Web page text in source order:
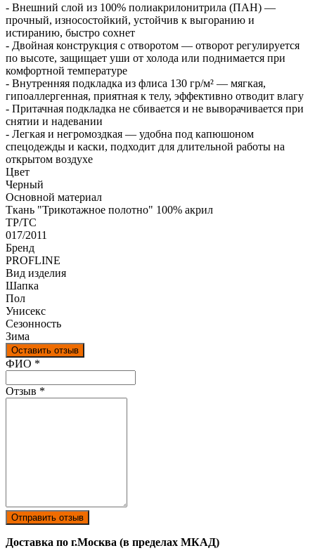
- Внешний слой из 100% полиакрилонитрила (ПАН) —
прочный, износостойкий, устойчив к выгоранию и
истиранию, быстро сохнет
- Двойная конструкция с отворотом — отворот регулируется
по высоте, защищает уши от холода или поднимается при
комфортной температуре
- Внутренняя подкладка из флиса 130 гр/м² — мягкая,
гипоаллергенная, приятная к телу, эффективно отводит влагу
- Притачная подкладка не сбивается и не выворачивается при
снятии и надевании
- Легкая и негромоздкая — удобна под капюшоном
спецодежды и каски, подходит для длительной работы на
открытом воздухе
Цвет
Черный
Основной материал
Ткань "Трикотажное полотно" 100% акрил
ТР/ТС
017/2011
Бренд
PROFLINE
Вид изделия
Шапка
Пол
Унисекс
Сезонность
Зима
Оставить отзыв
Ваш отзыв был отправлен!
ФИО *
Отзыв *
Отправить отзыв
Доставка по г.Москва (в пределах МКАД)